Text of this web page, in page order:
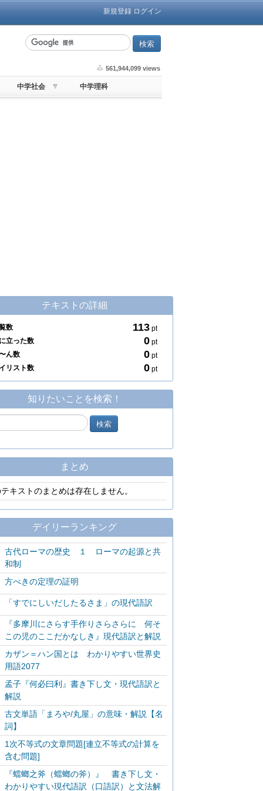
新規登録 ログイン
561,944,099 views
中学社会 中学理科
テキストの詳細
数 113 pt
立った数
0 pt
ん数
0 pt
リスト数
0 pt
知りたいことを検索！
まとめ
テキストのまとめは存在しません。
デイリーランキング
古代ローマの歴史 １ ローマの起源と共
和制
方べきの定理の証明
「すでにしいだしたるさま」の現代語訳
『多摩川にさらす手作りさらさらに 何そ
この児のここだかなしき』現代語訳と解説
カザン＝ハン国とは わかりやすい世界史
用語2077
孟子『何必曰利』書き下し文・現代語訳と
解説
古文単語「まろや/丸屋」の意味・解説【名
詞】
1次不等式の文章問題[連立不等式の計算を
含む問題]
『蟷螂之斧（蟷螂の斧）』 書き下し文・
わかりやすい現代語訳（口語訳）と文法解